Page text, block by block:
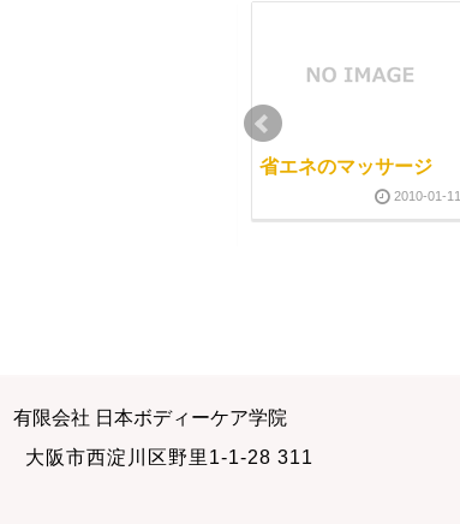
省エネのマッサージ
2010-01-11
しっかりと健康管理を
2011-02-16
有限会社 日本ボディーケア学院
大阪市西淀川区野里1-1-28 311